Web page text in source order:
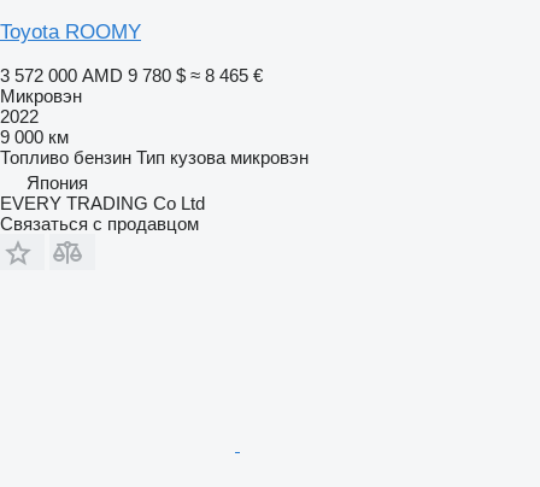
Toyota ROOMY
3 572 000 AMD 9 780 $ ≈ 8 465 €
Микровэн
2022
9 000 км
Топливо бензин Тип кузова микровэн
Япония
EVERY TRADING Co Ltd
Связаться с продавцом